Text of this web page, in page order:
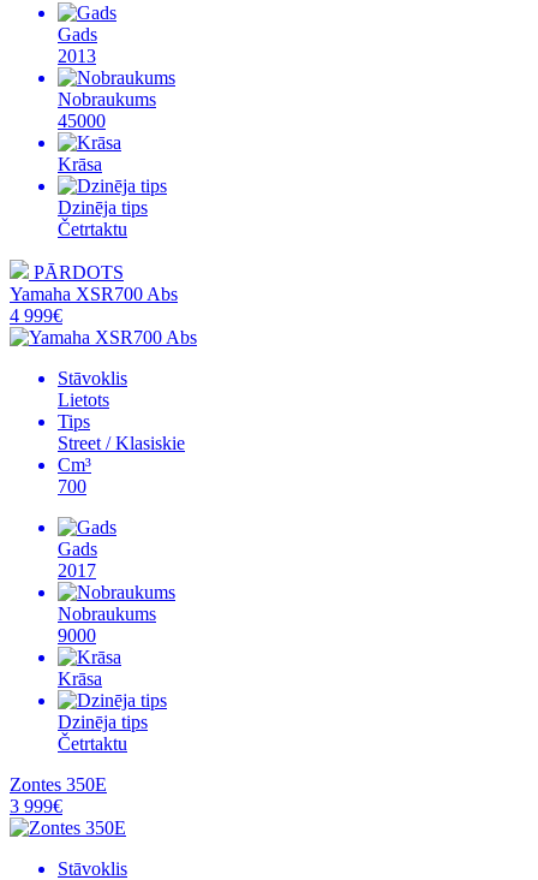
Gads
2013
Nobraukums
45000
Krāsa
Dzinēja tips
Četrtaktu
PĀRDOTS
Yamaha XSR700 Abs
4 999€
Stāvoklis
Lietots
Tips
Street / Klasiskie
Cm³
700
Gads
2017
Nobraukums
9000
Krāsa
Dzinēja tips
Četrtaktu
Zontes 350E
3 999€
Stāvoklis